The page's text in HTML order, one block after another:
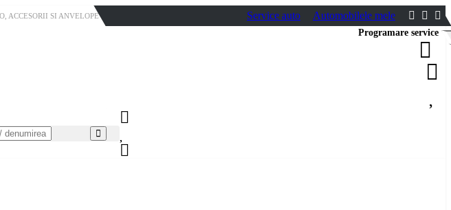
Service auto Automobilele mele
ACCESORII SI ANVELOPE
Programare service